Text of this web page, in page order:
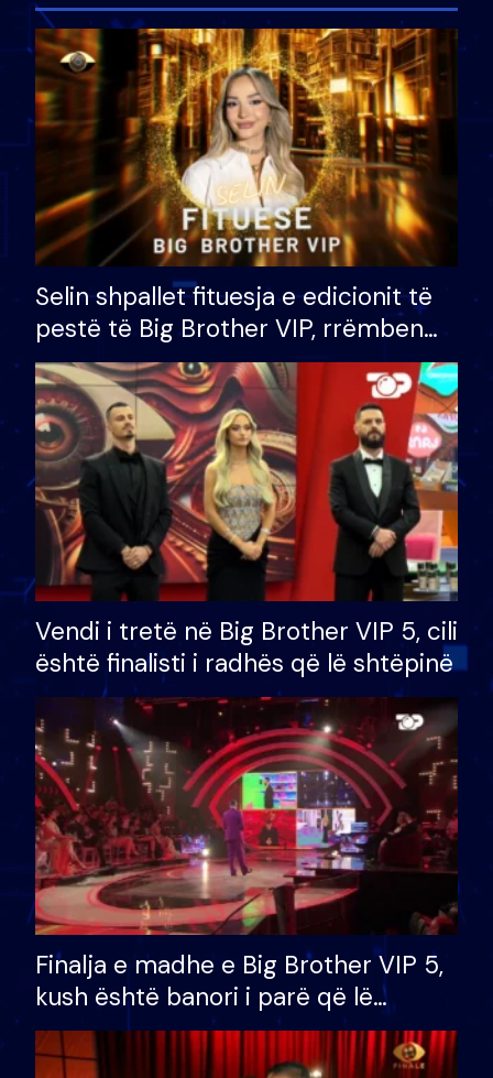
Selin shpallet fituesja e edicionit të
pestë të Big Brother VIP, rrëmben
çmimin e madh prej 100 mijë eurosh
Vendi i tretë në Big Brother VIP 5, cili
është finalisti i radhës që lë shtëpinë
Finalja e madhe e Big Brother VIP 5,
kush është banori i parë që lë
shtëpinë dhe humb mundësinë për
të fituar çmimin e madh